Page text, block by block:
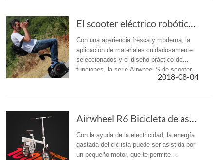
El scooter eléctrico robótico Airwheel te ayu...
Con una apariencia fresca y moderna, la
aplicación de materiales cuidadosamente
seleccionados y el diseño práctico de
funciones, la serie Airwheel S de scooter
autoequilibrante de robot proporciona a los
2018-08-04
Airwheel R6 Bicicleta de asistencia eléctrica...
Con la ayuda de la electricidad, la energía
gastada del ciclista puede ser asistida por
un pequeño motor, que te permite